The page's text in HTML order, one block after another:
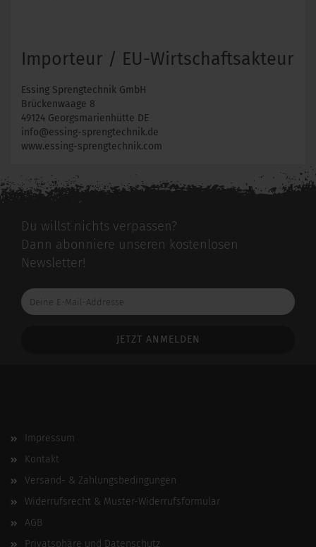
Importeur / EU-Wirtschaftsakteur
Essing Sprengtechnik GmbH
Brückenwaage 8
49124 Georgsmarienhütte DE
info@essing-sprengtechnik.de
www.essing-sprengtechnik.com
Du willst nichts verpassen?
Dann abonniere unseren kostenlosen
Newsletter!
Deine
E-
Impressum
Kontakt
Versand- & Zahlungsbedingungen
Widerrufsrecht & Muster-Widerrufsformular
AGB
Privatsphäre und Datenschutz